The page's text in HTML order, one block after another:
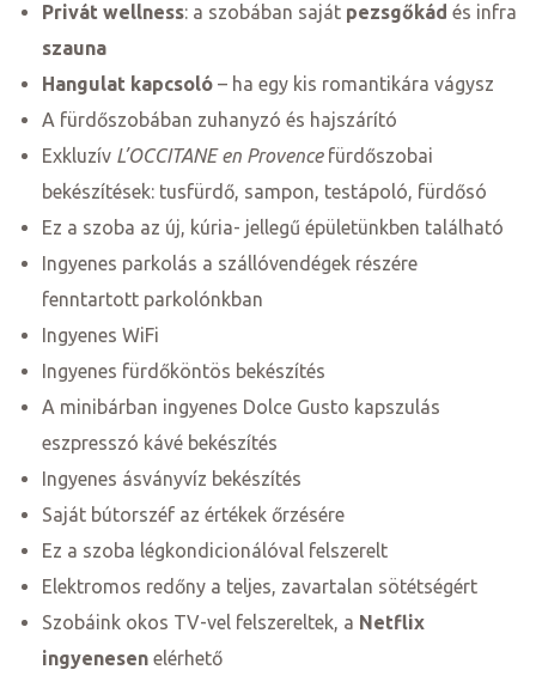
Privát wellness: a szobában saját pezsgőkád és infra
szauna
Hangulat kapcsoló – ha egy kis romantikára vágysz
A fürdőszobában zuhanyzó és hajszárító
Exkluzív L’OCCITANE en Provencefürdőszobai
bekészítések: tusfürdő, sampon, testápoló, fürdősó
Ez a szoba az új, kúria- jellegű épületünkben található
Ingyenes parkolás a szállóvendégek részére
fenntartott parkolónkban
Ingyenes WiFi
Ingyenes fürdőköntös bekészítés
A minibárban ingyenes Dolce Gusto kapszulás
eszpresszó kávé bekészítés
Ingyenes ásványvíz bekészítés
Saját bútorszéf az értékek őrzésére
Ez a szoba légkondicionálóval felszerelt
Elektromos redőny a teljes, zavartalan sötétségért
Szobáink okos TV-vel felszereltek, a Netflix
ingyenesen elérhető